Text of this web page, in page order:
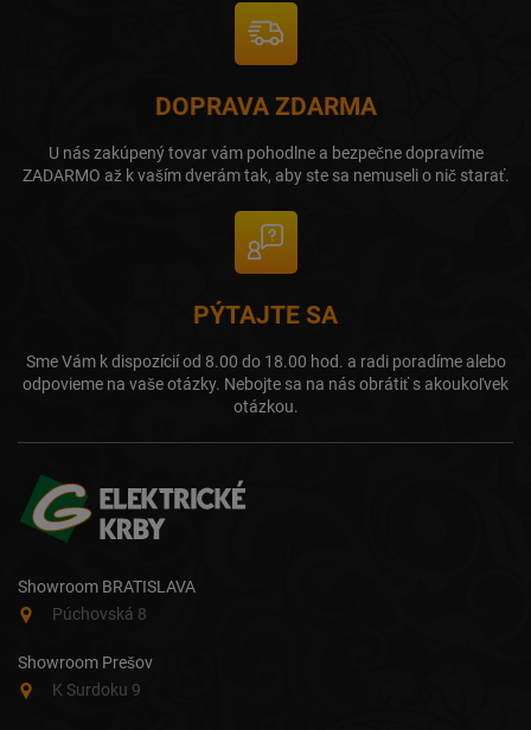
DOPRAVA ZDARMA
U nás zakúpený tovar vám pohodlne a bezpečne dopravíme
ZADARMO až k vaším dverám tak, aby ste sa nemuseli o nič starať.
PÝTAJTE SA
Sme Vám k dispozícií od 8.00 do 18.00 hod. a radi poradíme alebo
odpovieme na vaše otázky. Nebojte sa na nás obrátiť s akoukoľvek
otázkou.
Showroom BRATISLAVA
Púchovská 8
Showroom Prešov
K Surdoku 9